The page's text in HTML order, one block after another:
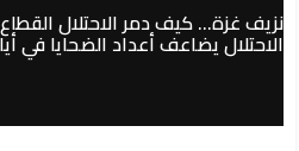
نزيف غزة… كيف دمر الاحتلال
الاحتلال يضاعف أعداد الضحايا في